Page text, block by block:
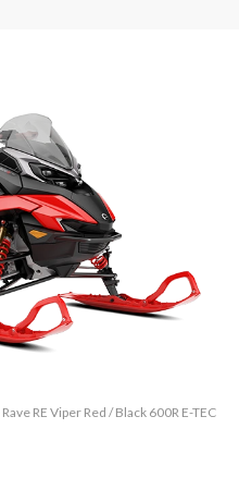
RE Viper Red / Black 600R E-TEC